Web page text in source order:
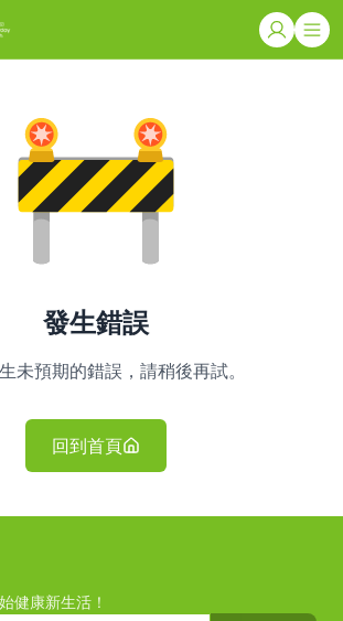
發生錯誤
未預期的錯誤，請稍後再試。
回到首頁
健康新生活！